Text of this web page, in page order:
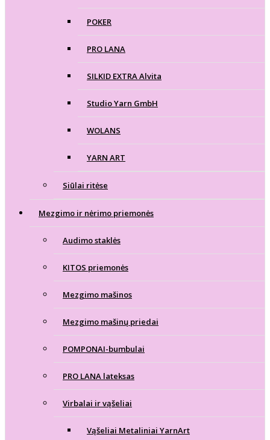
POKER
PRO LANA
SILKID EXTRA Alvita
Studio Yarn GmbH
WOLANS
YARN ART
Siūlai ritėse
Mezgimo ir nėrimo priemonės
Audimo staklės
KITOS priemonės
Mezgimo mašinos
Mezgimo mašinų priedai
POMPONAI-bumbulai
PRO LANA lateksas
Virbalai ir vąšeliai
Vąšeliai Metaliniai YarnArt